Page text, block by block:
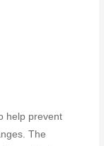
help prevent
The